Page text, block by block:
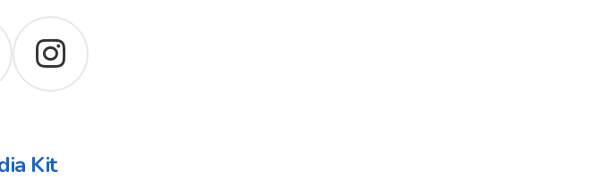
Kit